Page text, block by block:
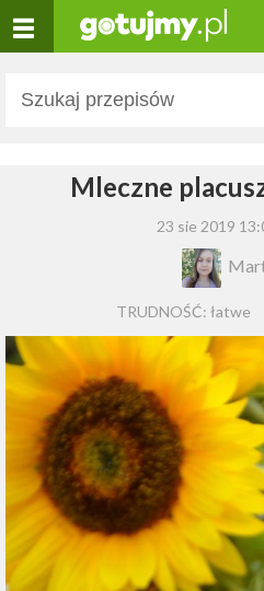
Mleczne
23 sie 2019
TRUDNOŚĆ: łatwe